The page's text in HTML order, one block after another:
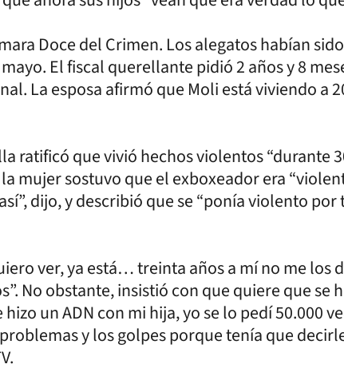
Doce del Crimen. Los alegatos habían
El fiscal querellante pidió 2 años y 8
La esposa afirmó que Moli está viviendo a
ratificó que vivió hechos violentos “durante
mujer sostuvo que el exboxeador era
dijo, y describió que se “ponía violento
ver, ya está… treinta años a mí no me los
No obstante, insistió con que quiere que se
un ADN con mi hija, yo se lo pedí 50.000
y los golpes porque tenía que